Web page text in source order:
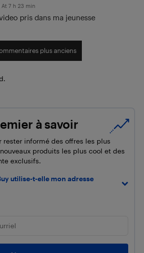
At 7 h 23 min
pris dans ma jeunesse
plus anciens
à savoir
rester informé des offres les plus
produits les plus cool et des
exclusifs.
utilise-t-elle mon adresse